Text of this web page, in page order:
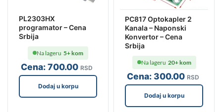
PL2303HX
programator – Cena
Srbija
Cena:700.00 RSD
Na lageru 5+ kom
Dodaj u korpu
PC817 Optokapler 2
Kanala – Naponski
Konvertor – Cena
Srbija
Cena:300.00 RSD
Na lageru 20+ kom
Dodaj u korpu